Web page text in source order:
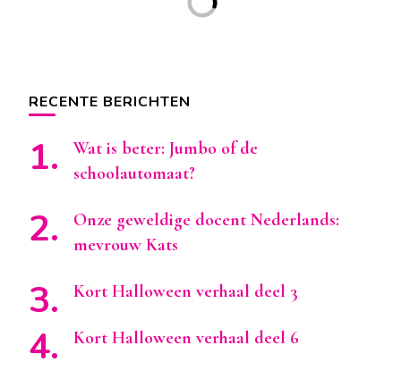
RECENTE BERICHTEN
Wat is beter: Jumbo of de
schoolautomaat?
Onze geweldige docent Nederlands:
mevrouw Kats
Kort Halloween verhaal deel 3
Kort Halloween verhaal deel 6